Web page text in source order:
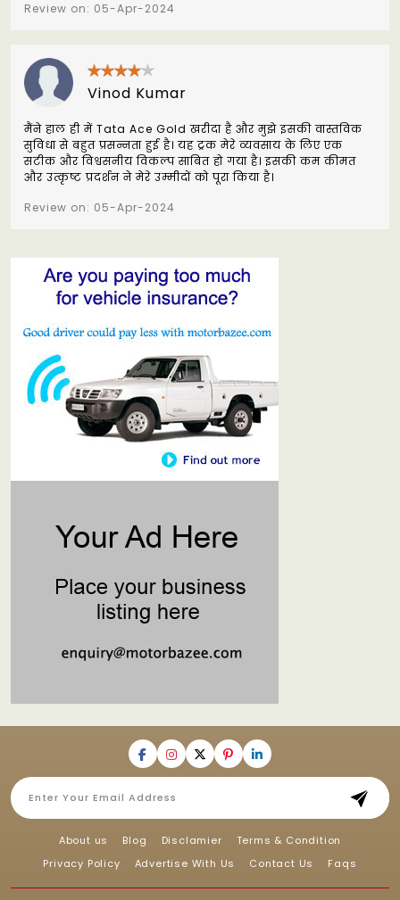
Review on: 05-Apr-2024
Vinod Kumar
मैंने हाल ही में Tata Ace Gold खरीदा है और मुझे इसकी वास्तविक
सुविधा से बहुत प्रसन्नता हुई है। यह ट्रक मेरे व्यवसाय के लिए एक
सटीक और विश्वसनीय विकल्प साबित हो गया है। इसकी कम कीमत
और उत्कृष्ट प्रदर्शन ने मेरे उम्मीदों को पूरा किया है।
Review on: 05-Apr-2024
About us Blog Disclamier
Terms & Condition
Privacy Policy
Advertise With Us Contact Us Faqs